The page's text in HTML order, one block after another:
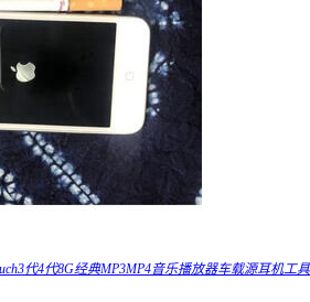
代4代8G经典MP3MP4音乐播放器车载源耳机工具